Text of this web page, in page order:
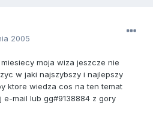
2005
moja wiza jeszcze nie
w jaki najszybszy i najlepszy
ktore wiedza cos na ten temat
mail lub gg#9138884 z gory